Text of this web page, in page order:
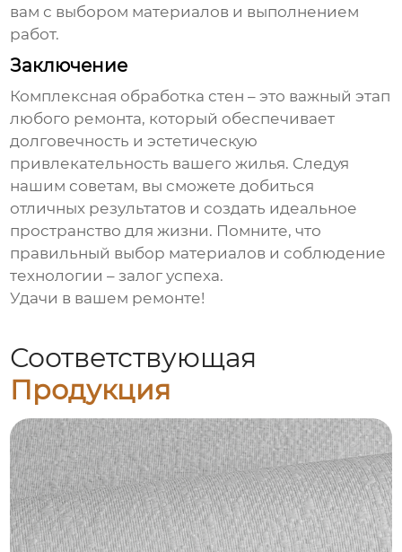
вам с выбором материалов и выполнением
работ.
Заключение
Комплексная обработка стен – это важный этап
любого ремонта, который обеспечивает
долговечность и эстетическую
привлекательность вашего жилья. Следуя
нашим советам, вы сможете добиться
отличных результатов и создать идеальное
пространство для жизни. Помните, что
правильный выбор материалов и соблюдение
технологии – залог успеха.
Удачи в вашем ремонте!
Соответствующая
Продукция